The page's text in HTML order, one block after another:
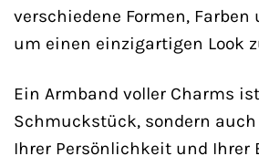
verschiedene Formen,
um einen einzigartigen Look
Ein Armband voller Charms
Schmuckstück, sondern
Ihrer Persönlichkeit und Ihrer